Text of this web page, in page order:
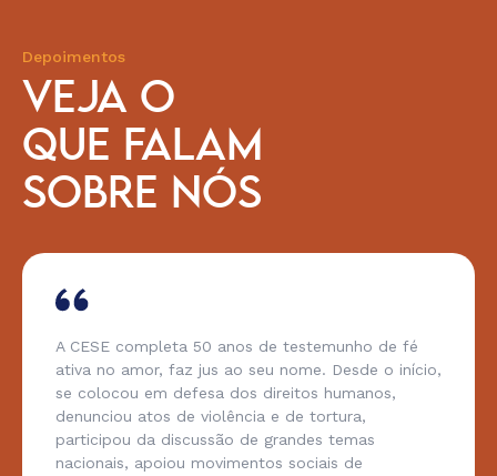
Depoimentos
VEJA O
QUE FALAM
SOBRE NÓS
A CESE completa 50 anos de testemunho de fé
ativa no amor, faz jus ao seu nome. Desde o início,
se colocou em defesa dos direitos humanos,
denunciou atos de violência e de tortura,
participou da discussão de grandes temas
nacionais, apoiou movimentos sociais de